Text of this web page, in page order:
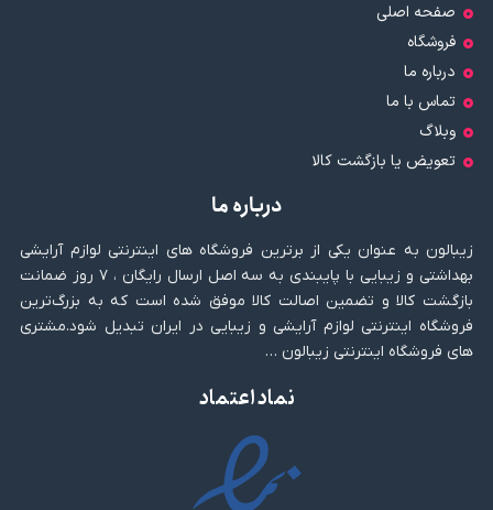
صفحه اصلی
فروشگاه
درباره ما
تماس با ما
وبلاگ
تعویض یا بازگشت کالا
درباره ما
زیبالون به عنوان یکی از برترین فروشگاه های اینترنتی لوازم آرایشی
بهداشتی و زیبایی با پایبندی به سه اصل ارسال رایگان ، ۷ روز ضمانت
بازگشت کالا و تضمین اصالت کالا موفق شده است که به بزرگ‌ترین
فروشگاه اینترنتی لوازم آرایشی و زیبایی در ایران تبدیل شود.مشتری
های فروشگاه اینترنتی زیبالون …
نماد اعتماد